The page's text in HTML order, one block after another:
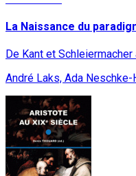
La Naissance du
De Kant et
André Laks, Ada